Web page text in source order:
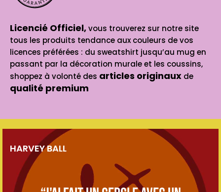
Licencié Officiel,vous trouverez sur notre site
tous les produits tendance aux couleurs de vos
licences préférées : du sweatshirt jusqu’au mug en
passant par la décoration murale et les coussins,
shoppez à volonté des articles originaux de
qualité premium
HARVEY BALL